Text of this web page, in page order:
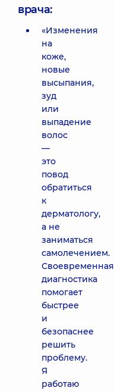
врача:
«Изменения
на
коже,
новые
высыпания,
зуд
или
выпадение
волос
—
это
повод
обратиться
к
дерматологу,
а не
заниматься
самолечением.
Своевременная
диагностика
помогает
быстрее
и
безопаснее
решить
проблему.
Я
работаю